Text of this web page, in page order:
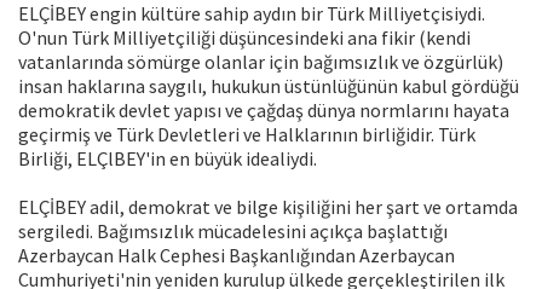
ELÇİBEY engin kültüre sahip aydın bir Türk Milliyetçisiydi.
O'nun Türk Milliyetçiliği düşüncesindeki ana fikir (kendi
vatanlarında sömürge olanlar için bağımsızlık ve özgürlük)
insan haklarına saygılı, hukukun üstünlüğünün kabul gördüğü
demokratik devlet yapısı ve çağdaş dünya normlarını hayata
geçirmiş ve Türk Devletleri ve Halklarının birliğidir. Türk
Birliği, ELÇlBEY'in en büyük idealiydi.
ELÇİBEY adil, demokrat ve bilge kişiliğini her şart ve ortamda
sergiledi. Bağımsızlık mücadelesini açıkça başlattığı
Azerbaycan Halk Cephesi Başkanlığından Azerbaycan
Cumhuriyeti'nin yeniden kurulup ülkede gerçekleştirilen ilk